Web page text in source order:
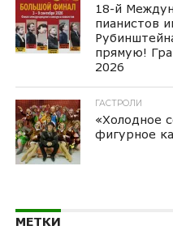
18-й
пианистов
прямую!
2026
ГАСТРОЛИ
«Холодное
фигурное
МЕТКИ